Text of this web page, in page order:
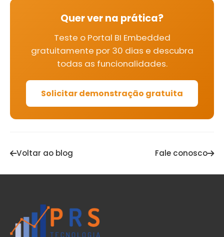
Quer ver na prática?
Teste o Portal BI Embedded
gratuitamente por 30 dias e descubra
todas as funcionalidades.
Solicitar demonstração gratuita
Voltar ao blog Fale conosco